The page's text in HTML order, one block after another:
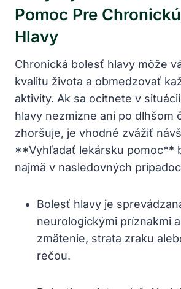
Pomoc Pre
Hlavy
Chronická bolesť hlavy môže
kvalitu života a obmedzovať
aktivity. Ak sa ocitnete v
hlavy nezmizne ani po dlhšom
zhoršuje, je vhodné zvážiť
**Vyhľadať lekársku pomoc**
najmä v nasledovných
Bolesť hlavy je
neurologickými príznakmi
zmätenie, strata zraku
rečou.